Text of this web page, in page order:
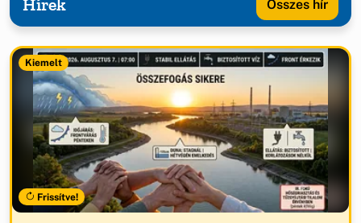
Összes hír
Kiemelt
Frissítve!